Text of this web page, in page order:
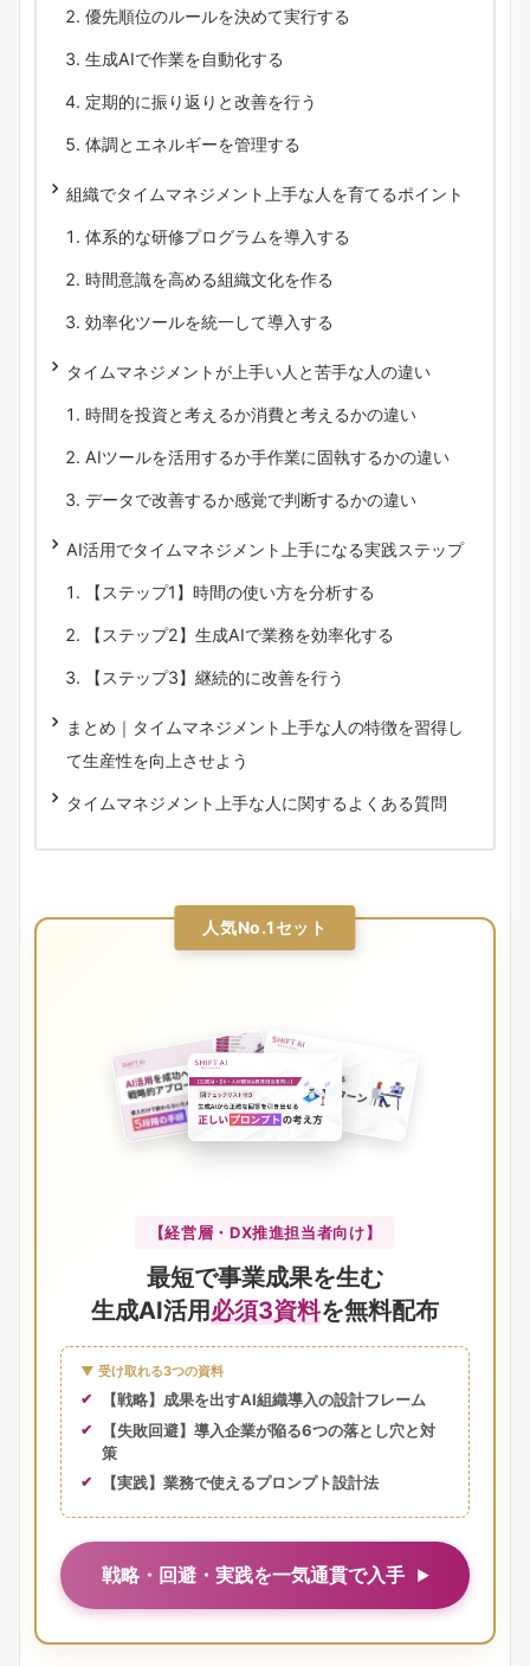
優先順位のルールを決めて実行する
生成AIで作業を自動化する
定期的に振り返りと改善を行う
体調とエネルギーを管理する
組織でタイムマネジメント上手な人を育てるポイント
体系的な研修プログラムを導入する
時間意識を高める組織文化を作る
効率化ツールを統一して導入する
タイムマネジメントが上手い人と苦手な人の違い
時間を投資と考えるか消費と考えるかの違い
AIツールを活用するか手作業に固執するかの違い
データで改善するか感覚で判断するかの違い
AI活用でタイムマネジメント上手になる実践ステップ
【ステップ1】時間の使い方を分析する
【ステップ2】生成AIで業務を効率化する
【ステップ3】継続的に改善を行う
まとめ｜タイムマネジメント上手な人の特徴を習得し
て生産性を向上させよう
タイムマネジメント上手な人に関するよくある質問
人気No.1セット
【経営層・DX推進担当者向け】
最短で事業成果を生む
生成AI活用必須3資料を無料配布
▼ 受け取れる3つの資料
【戦略】成果を出すAI組織導入の設計フレーム
【失敗回避】導入企業が陥る6つの落とし穴と対
策
【実践】業務で使えるプロンプト設計法
戦略・回避・実践を一気通貫で入手